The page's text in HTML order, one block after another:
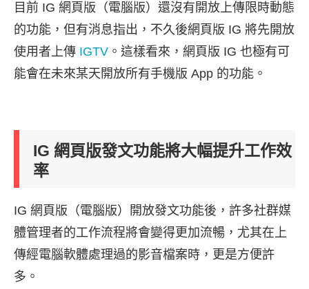
目前 IG 網頁版（電腦版）還沒有開放上傳限時動態
的功能，但有消息指出，不久後網頁版 IG 將先開放
使用者上傳 IGTV 。這樣看來，網頁版 IG 也極有可
能會在未來某天開放所有手機版 App 的功能。
IG 網頁版發文功能將大幅提升工作效
率
IG 網頁版（電腦版）開放發文功能後，許多社群媒
體管理者的工作流程將會變得更加流暢，尤其在上
傳經電腦軟體處理過的影音檔案時，更是方便許
多。